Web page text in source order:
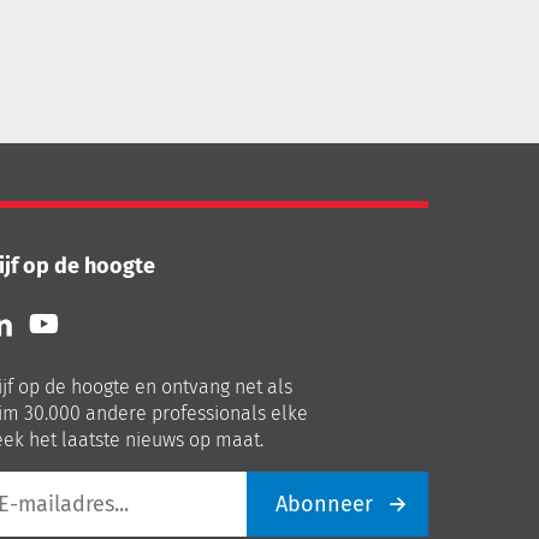
op de hoogte
Volg
ons
Youtube
op de hoogte en ontvang net als
30.000 andere professionals elke
het laatste nieuws op maat.
Abonneer